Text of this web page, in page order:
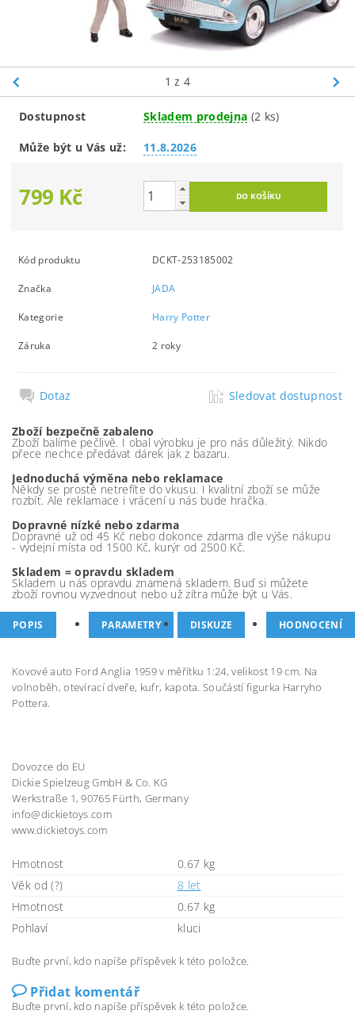
1 z 4
Dostupnost Skladem prodejna (2 ks)
Může být u Vás už: 11.8.2026
799 Kč
Kód produktu DCKT-253185002
Značka JADA
Kategorie Harry Potter
Záruka 2 roky
Dotaz Sledovat dostupnost
Zboží bezpečně zabaleno
Zboží balíme pečlivě. I obal výrobku je pro nás důležitý. Nikdo
přece nechce předávat dárek jak z bazaru.
Jednoduchá výměna nebo reklamace
Někdy se prostě netrefíte do vkusu. I kvalitní zboží se může
rozbít. Ale reklamace i vrácení u nás bude hračka.
Dopravné nízké nebo zdarma
Dopravné už od 45 Kč nebo dokonce zdarma dle výše nákupu
- výdejní místa od 1500 Kč, kurýr od 2500 Kč.
Skladem = opravdu skladem
Skladem u nás opravdu znamená skladem. Buď si můžete
zboží rovnou vyzvednout nebo už zítra může být u Vás.
POPIS PARAMETRY DISKUZE HODNOCENÍ
Kovové auto Ford Anglia 1959 v měřítku 1:24, velikost 19 cm. Na
volnoběh, otevírací dveře, kufr, kapota. Součástí figurka Harryho
Pottera.
Dovozce do EU
Dickie Spielzeug GmbH & Co. KG
Werkstraße 1, 90765 Fürth, Germany
info@dickietoys.com
www.dickietoys.com
Hmotnost
0.67 kg
Věk od (?)
8 let
Hmotnost
0.67 kg
Pohlaví
kluci
Buďte první, kdo napíše příspěvek k této položce.
Přidat komentář
Buďte první, kdo napíše příspěvek k této položce.